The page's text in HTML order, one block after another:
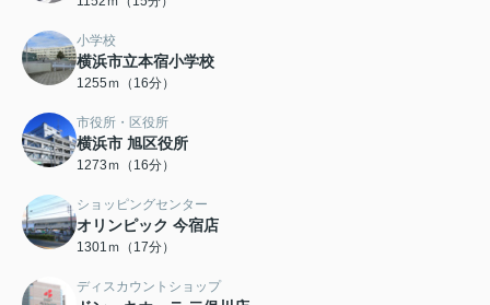
小学校
横浜市立本宿小学校
1255ｍ（16分）
市役所・区役所
横浜市 旭区役所
1273ｍ（16分）
ショッピングセンター
オリンピック 今宿店
1301ｍ（17分）
ディスカウントショップ